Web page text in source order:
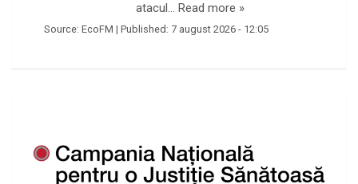
atacul… Read more »
Source: EcoFM | Published: 7 august 2026 - 12:05